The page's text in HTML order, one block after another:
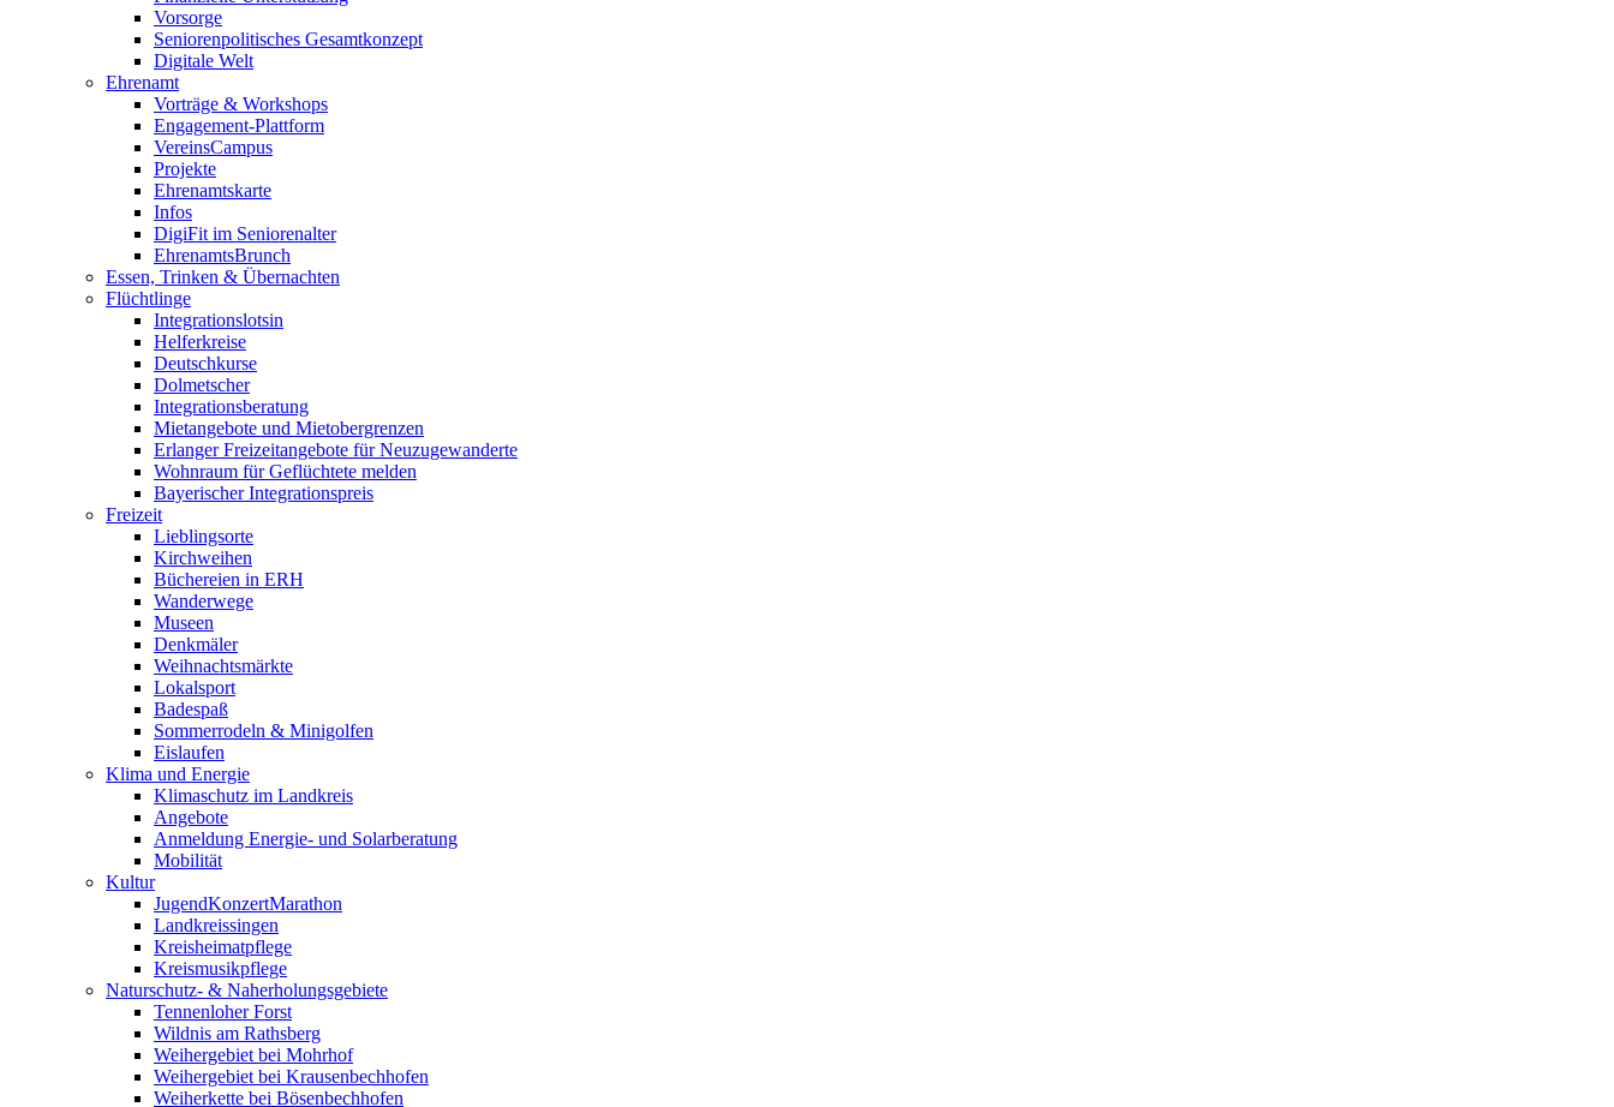
Vorsorge
Seniorenpolitisches Gesamtkonzept
Digitale Welt
Ehrenamt
Vorträge & Workshops
Engagement-Plattform
VereinsCampus
Projekte
Ehrenamtskarte
Infos
DigiFit im Seniorenalter
EhrenamtsBrunch
Essen, Trinken & Übernachten
Flüchtlinge
Integrationslotsin
Helferkreise
Deutschkurse
Dolmetscher
Integrationsberatung
Mietangebote und Mietobergrenzen
Erlanger Freizeitangebote für Neuzugewanderte
Wohnraum für Geflüchtete melden
Bayerischer Integrationspreis
Freizeit
Lieblingsorte
Kirchweihen
Büchereien in ERH
Wanderwege
Museen
Denkmäler
Weihnachtsmärkte
Lokalsport
Badespaß
Sommerrodeln & Minigolfen
Eislaufen
Klima und Energie
Klimaschutz im Landkreis
Angebote
Anmeldung Energie- und Solarberatung
Mobilität
Kultur
JugendKonzertMarathon
Landkreissingen
Kreisheimatpflege
Kreismusikpflege
Naturschutz- & Naherholungsgebiete
Tennenloher Forst
Wildnis am Rathsberg
Weihergebiet bei Mohrhof
Weihergebiet bei Krausenbechhofen
Weiherkette bei Bösenbechhofen